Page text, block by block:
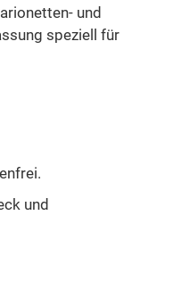
und
speziell für
und